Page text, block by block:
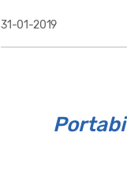
31-01-2019